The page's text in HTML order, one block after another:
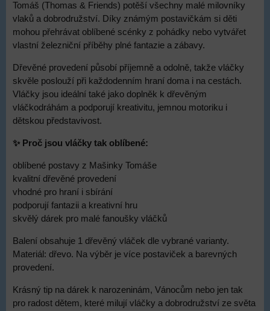
Tomáš (Thomas & Friends) potěší všechny malé milovníky
vlaků a dobrodružství. Díky známým postavičkám si děti
mohou přehrávat oblíbené scénky z pohádky nebo vytvářet
vlastní železniční příběhy plné fantazie a zábavy.
Dřevěné provedení působí příjemně a odolně, takže vláčky
skvěle poslouží při každodenním hraní doma i na cestách.
Vláčky jsou ideální také jako doplněk k dřevěným
vláčkodráhám a podporují kreativitu, jemnou motoriku i
dětskou představivost.
✨ Proč jsou vláčky tak oblíbené:
oblíbené postavy z Mašinky Tomáše
kvalitní dřevěné provedení
vhodné pro hraní i sbírání
podporují fantazii a kreativní hru
skvělý dárek pro malé fanoušky vláčků
Balení obsahuje 1 dřevěný vláček dle vybrané varianty.
Materiál: dřevo. Na výběr je více postaviček a barevných
provedení.
Krásný tip na dárek k narozeninám, Vánocům nebo jen tak
pro radost dětem, které milují vláčky a dobrodružství ze světa